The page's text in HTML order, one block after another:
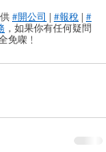
#開公司 | #報稅 | #
，如果你有任何疑問
免㗎﹗